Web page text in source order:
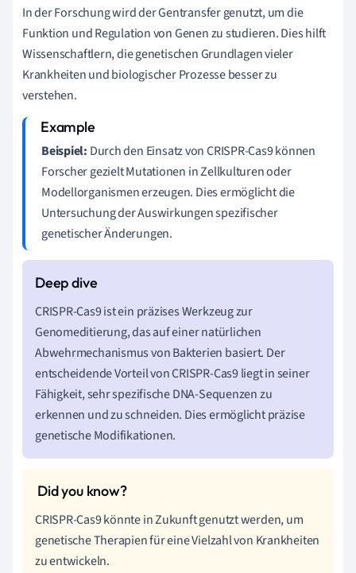
In der Forschung wird der Gentransfer genutzt, um die
Funktion und Regulation von Genen zu studieren. Dies hilft
Wissenschaftlern, die genetischen Grundlagen vieler
Krankheiten und biologischer Prozesse besser zu
verstehen.
Beispiel: Durch den Einsatz von CRISPR-Cas9 können
Forscher gezielt Mutationen in Zellkulturen oder
Modellorganismen erzeugen. Dies ermöglicht die
Untersuchung der Auswirkungen spezifischer
genetischer Änderungen.
CRISPR-Cas9 ist ein präzises Werkzeug zur
Genomeditierung, das auf einer natürlichen
Abwehrmechanismus von Bakterien basiert. Der
entscheidende Vorteil von CRISPR-Cas9 liegt in seiner
Fähigkeit, sehr spezifische DNA-Sequenzen zu
erkennen und zu schneiden. Dies ermöglicht präzise
genetische Modifikationen.
CRISPR-Cas9 könnte in Zukunft genutzt werden, um
genetische Therapien für eine Vielzahl von Krankheiten
zu entwickeln.